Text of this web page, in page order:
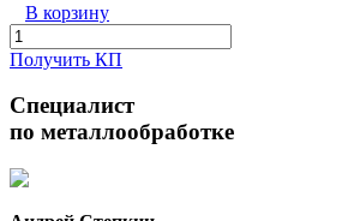
В корзину
Получить КП
Специалист
по металлообработке